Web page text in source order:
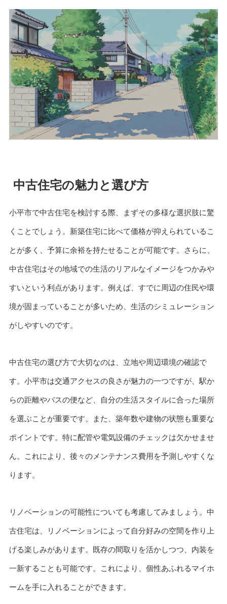
中古住宅の魅力と選び方
小平市で中古住宅を検討する際、まずその多様な選択肢に驚
くことでしょう。新築住宅に比べて価格が抑えられているこ
とが多く、予算に余裕を持たせることが可能です。さらに、
中古住宅はその地域での生活のリアルなイメージをつかみや
すいという利点があります。例えば、すでに周辺の住民や環
境が固まっていることが多いため、生活のシミュレーション
がしやすいのです。
中古住宅の選び方で大切なのは、立地や周辺環境の確認で
す。小平市は交通アクセスの良さが魅力の一つですが、駅か
らの距離やバスの便など、自分の生活スタイルに合った場所
を選ぶことが重要です。また、築年数や建物の状態も重要な
ポイントです。特に配管や電気設備のチェックは欠かせませ
ん。これにより、後々のメンテナンス費用を予測しやすくな
ります。
リノベーションの可能性についても考慮してみましょう。中
古住宅は、リノベーションによって自分好みの空間を作り上
げる楽しみがあります。既存の間取りを活かしつつ、内装を
一新することも可能です。これにより、個性あふれるマイホ
ームを手に入れることができます。